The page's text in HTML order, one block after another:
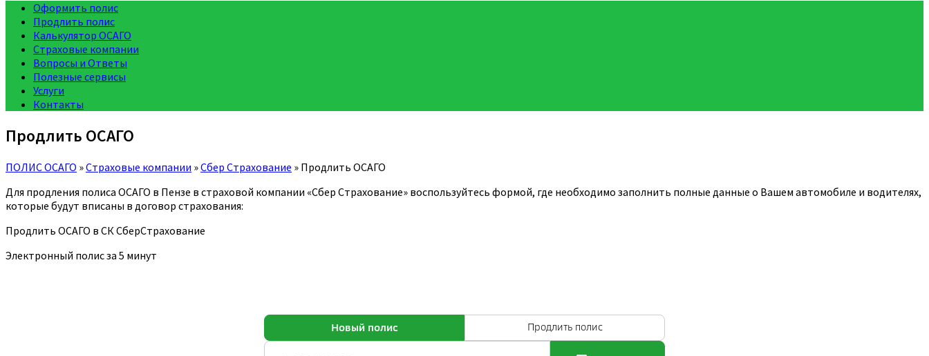
Оформить полис
Продлить полис
Калькулятор ОСАГО
Страховые компании
Вопросы и Ответы
Полезные сервисы
Услуги
Контакты
Продлить ОСАГО
ПОЛИС ОСАГО »Страховые компании »Сбер Страхование » Продлить ОСАГО
Для продления полиса ОСАГО в Пензе в страховой компании «Сбер Страхование» воспользуйтесь формой, где необходимо заполнить полные данные о Вашем автомобиле и водителях,
которые будут вписаны в договор страхования:
Продлить ОСАГО в СК СберСтрахование
Электронный полис за 5 минут